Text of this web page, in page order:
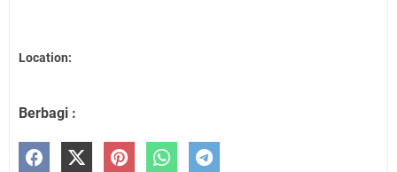
Location:
Berbagi :